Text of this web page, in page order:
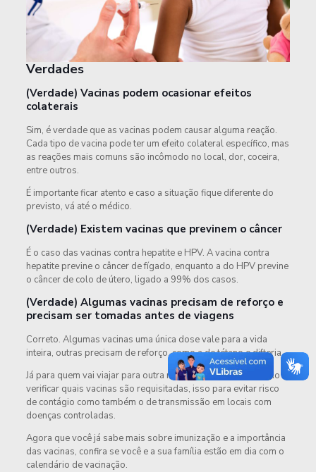
Verdades
(Verdade) Vacinas podem ocasionar efeitos
colaterais
Sim, é verdade que as vacinas podem causar alguma reação.
Cada tipo de vacina pode ter um efeito colateral específico, mas
as reações mais comuns são incômodo no local, dor, coceira,
entre outros.
É importante ficar atento e caso a situação fique diferente do
previsto, vá até o médico.
(Verdade) Existem vacinas que previnem o câncer
É o caso das vacinas contra hepatite e HPV. A vacina contra
hepatite previne o câncer de fígado, enquanto a do HPV previne
o câncer de colo de útero, ligado a 99% dos casos.
(Verdade) Algumas vacinas precisam de reforço e
precisam ser tomadas antes de viagens
Correto. Algumas vacinas uma única dose vale para a vida
inteira, outras precisam de reforço, como a de tétano e difteria.
Já para quem vai viajar para outra região ou país é necessário
verificar quais vacinas são requisitadas, isso para evitar risco
de contágio como também o de transmissão em locais com
doenças controladas.
Agora que você já sabe mais sobre imunização e a importância
das vacinas, confira se você e a sua família estão em dia com o
calendário de vacinação.